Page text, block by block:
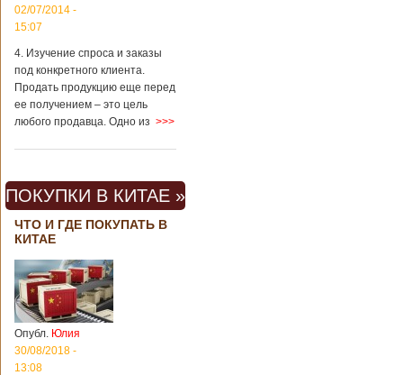
02/07/2014 -
15:07
4. Изучение спроса и заказы
под конкретного клиента.
Продать продукцию еще перед
ее получением – это цель
любого продавца. Одно из >>>
ПОКУПКИ В КИТАЕ »
ЧТО И ГДЕ ПОКУПАТЬ В
КИТАЕ
Опубл. Юлия
30/08/2018 -
13:08